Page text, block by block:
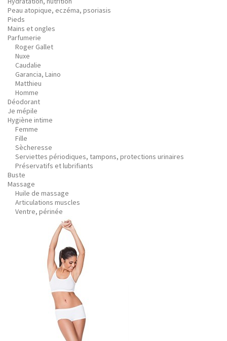
Peau atopique, eczéma, psoriasis
Pieds
Mains et ongles
Parfumerie
Roger Gallet
Nuxe
Caudalie
Garancia, Laino
Matthieu
Homme
Déodorant
Je mépile
Hygiène intime
Femme
Fille
Sècheresse
Serviettes périodiques, tampons, protections urinaires
Préservatifs et lubrifiants
Buste
Massage
Huile de massage
Articulations muscles
Ventre, périnée